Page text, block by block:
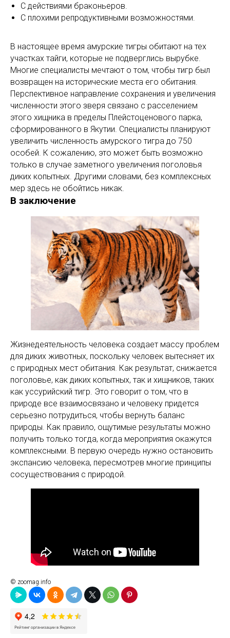
С действиями браконьеров.
С плохими репродуктивными возможностями.
В настоящее время амурские тигры обитают на тех
участках тайги, которые не подверглись вырубке.
Многие специалисты мечтают о том, чтобы тигр был
возвращен на исторические места его обитания.
Перспективное направление сохранения и увеличения
численности этого зверя связано с расселением
этого хищника в пределы Плейстоценового парка,
сформированного в Якутии. Специалисты планируют
увеличить численность амурского тигра до 750
особей. К сожалению, это может быть возможно
только в случае заметного увеличения поголовья
диких копытных. Другими словами, без комплексных
мер здесь не обойтись никак.
В заключение
Жизнедеятельность человека создает массу проблем
для диких животных, поскольку человек вытесняет их
с природных мест обитания. Как результат, снижается
поголовье, как диких копытных, так и хищников, таких
как уссурийский тигр. Это говорит о том, что в
природе все взаимосвязано и человеку придется
серьезно потрудиться, чтобы вернуть баланс
природы. Как правило, ощутимые результаты можно
получить только тогда, когда мероприятия окажутся
комплексными. В первую очередь нужно остановить
экспансию человека, пересмотрев многие принципы
сосуществования с природой.
© zoomag.info